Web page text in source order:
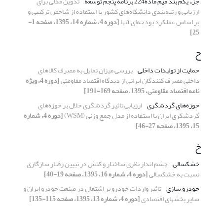
ارزیابی و رتبه‌بندی دانشگاه‌های کشور با استفاده از شاخص ترکیبی و
بر اساس عملکرد بودجه‌ای آنها [دوره 4، شماره 14، 1395، صفحه 1-
25]
ح
حمایت از تولیدات داخلی بررسی میزان تمایل به مصرف کالاهای
داخلی مصرف کنندگان ایرانی از دیدگاه اقتصاد مقاومتی [دوره 4، ویژه
نامه اقتصاد مقاومتی، 1395، صفحه 169-191]
حوزه‌های گردشگری ارزیابی تاثیر گردشگری حلال بر حوزه‌های
گردشگری ایران با استفاده از مدل جمع وزنی (WSM) [دوره 4، شماره
15، 1395، صفحه 27-46]
خ
خشکسالی چشم انداز نظری ساختار و کنش در تبیین رفتار سازگاری
نسبت به خشکسالی[دوره 4، شماره 16، 1395، صفحه 19-40]
خودرو سازی تاثیر واردات خودرو بر اشتغال در صنعت خودرو ایران و
سایر بخشهای اقتصادی[دوره 4، شماره 13، 1395، صفحه 115-135]